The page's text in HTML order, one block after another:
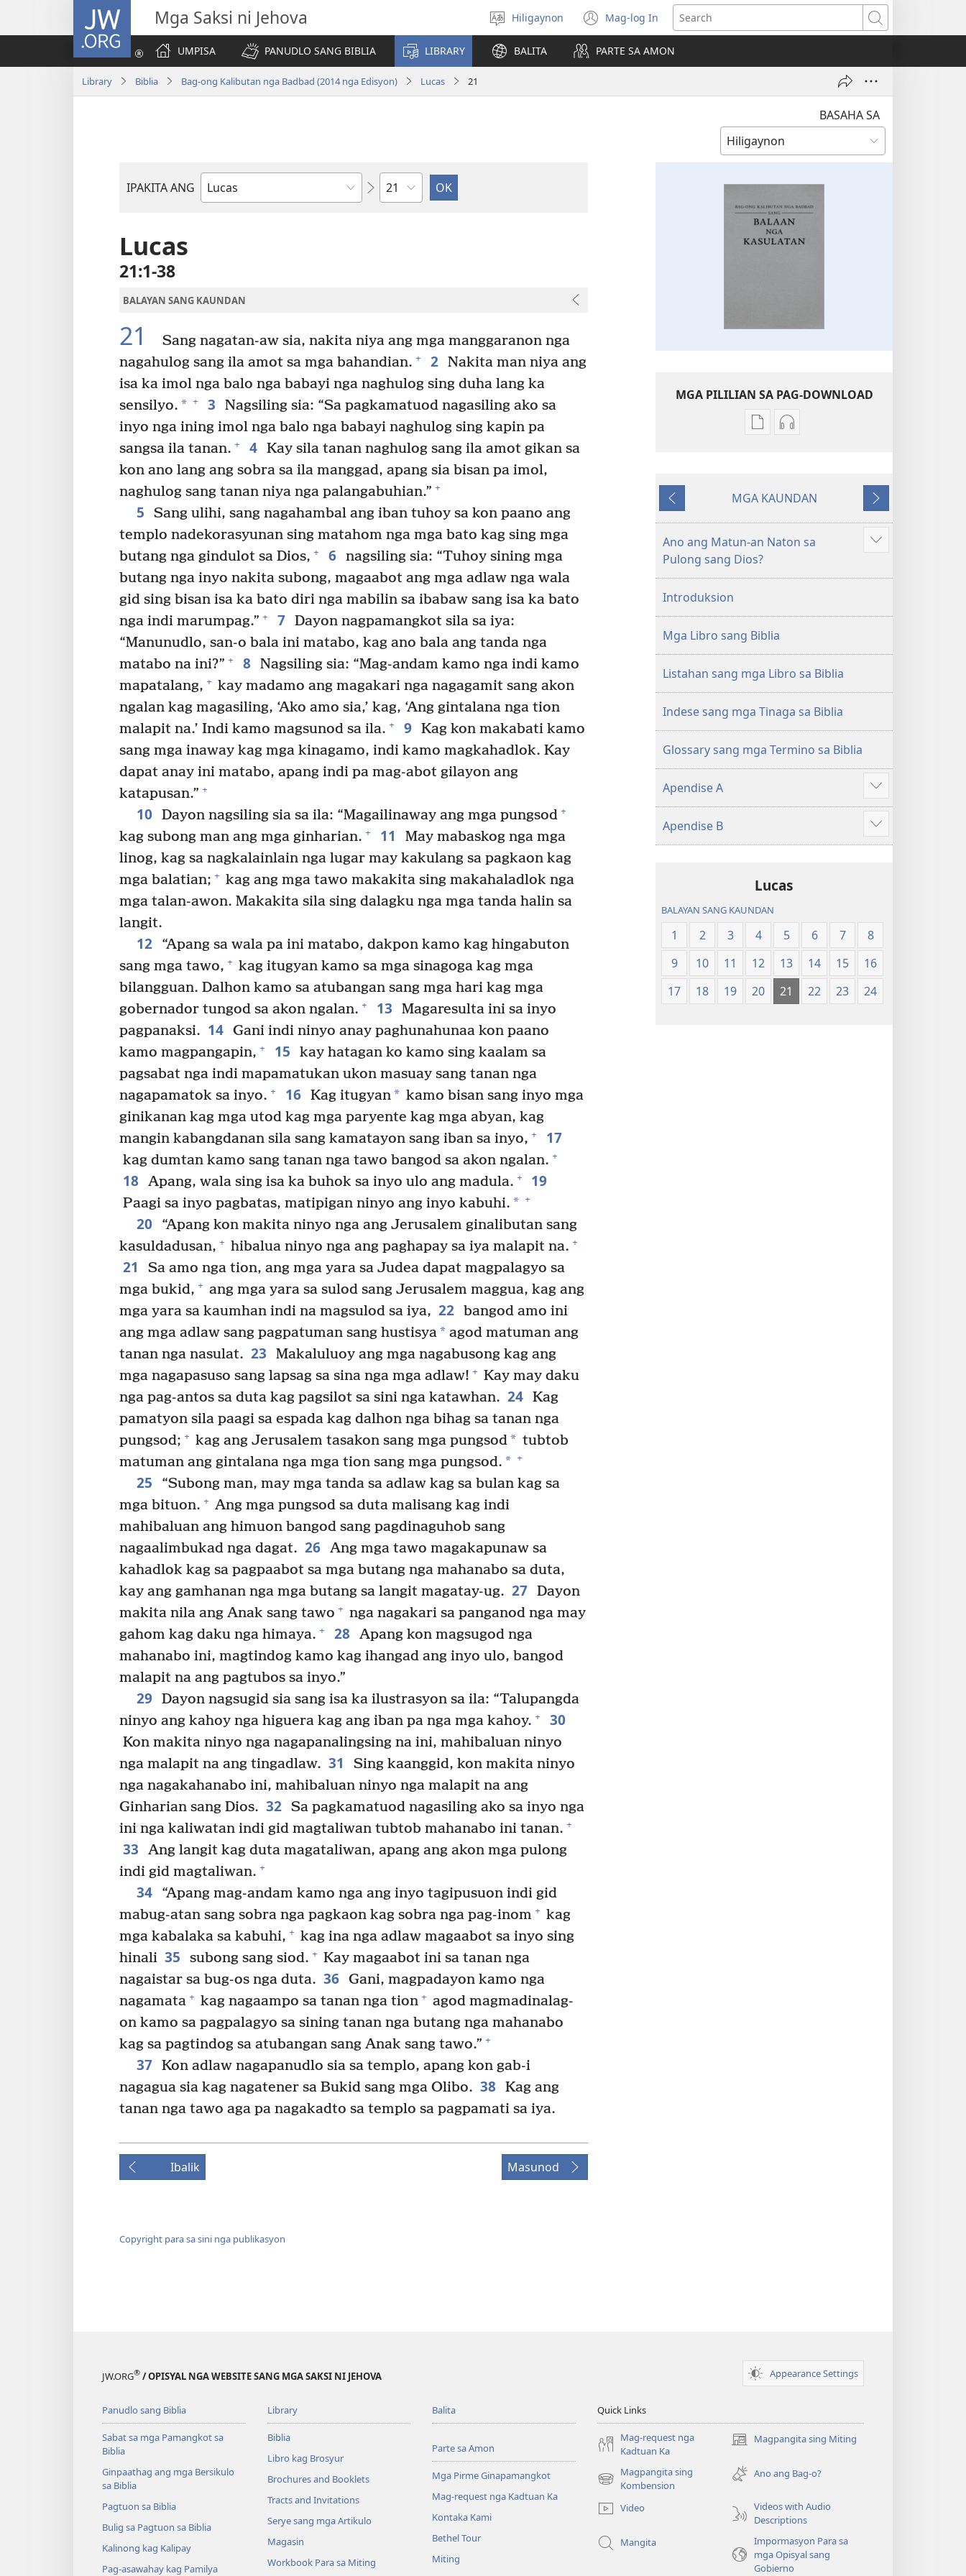
JW.ORG Mga Saksi ni Jehova
Magpili
sing
lenguahe
Hiligaynon Mag-log In
(opens
new
window)
Search
UMPISA
PANUDLO SANG BIBLIA LIBRARY BALITA PARTE SA AMON
Library Biblia Bag-ong Kalibutan nga Badbad (2014 nga Edisyon) Lucas 21
BASAHA SA
IPAKITA ANG
Libro
Kapitulo
Lucas
21:1-38
BALAYAN SANG KAUNDAN
21
Sang nagatan-aw sia, nakita niya ang mga manggaranon nga
nagahulog sang ila amot sa mga bahandian. + 2 Nakita man niya ang
isa ka imol nga balo nga babayi nga naghulog sing duha lang ka
sensilyo. * + 3
Nagsiling sia: “Sa pagkamatuod nagasiling ako sa
inyo nga ining imol nga balo nga babayi naghulog sing kapin pa
sangsa ila tanan. + 4 Kay sila tanan naghulog sang ila amot gikan sa
kon ano lang ang sobra sa ila manggad, apang sia bisan pa imol,
naghulog sang tanan niya nga palangabuhian.” +
5
Sang ulihi, sang nagahambal ang iban tuhoy sa kon paano ang
templo nadekorasyunan sing matahom nga mga bato kag sing mga
butang nga gindulot sa Dios, + 6 nagsiling sia: “Tuhoy sining mga
butang nga inyo nakita subong, magaabot ang mga adlaw nga wala
gid sing bisan isa ka bato diri nga mabilin sa ibabaw sang isa ka bato
nga indi marumpag.” + 7 Dayon nagpamangkot sila sa iya:
“Manunudlo, san-o bala ini matabo, kag ano bala ang tanda nga
matabo na ini?” + 8 Nagsiling sia: “Mag-andam kamo nga indi kamo
mapatalang, + kay madamo ang magakari nga nagagamit sang akon
ngalan kag magasiling, ‘Ako amo sia,’ kag, ‘Ang gintalana nga tion
malapit na.’ Indi kamo magsunod sa ila. + 9 Kag kon makabati kamo
sang mga inaway kag mga kinagamo, indi kamo magkahadlok. Kay
dapat anay ini matabo, apang indi pa mag-abot gilayon ang
katapusan.” +
10 Dayon nagsiling sia sa ila: “Magailinaway ang mga pungsod +
kag subong man ang mga ginharian. + 11
May mabaskog nga mga
linog, kag sa nagkalainlain nga lugar may kakulang sa pagkaon kag
mga balatian; + kag ang mga tawo makakita sing makahaladlok nga
mga talan-awon. Makakita sila sing dalagku nga mga tanda halin sa
langit.
12
“Apang sa wala pa ini matabo, dakpon kamo kag hingabuton
sang mga tawo, + kag itugyan kamo sa mga sinagoga kag mga
bilangguan. Dalhon kamo sa atubangan sang mga hari kag mga
gobernador tungod sa akon ngalan. + 13
Magaresulta ini sa inyo
pagpanaksi. 14 Gani indi ninyo anay paghunahunaa kon paano
kamo magpangapin, + 15
kay hatagan ko kamo sing kaalam sa
pagsabat nga indi mapamatukan ukon masuay sang tanan nga
nagapamatok sa inyo. + 16 Kag itugyan* kamo bisan sang inyo mga
ginikanan kag mga utod kag mga paryente kag mga abyan, kag
mangin kabangdanan sila sang kamatayon sang iban sa inyo, + 17
kag dumtan kamo sang tanan nga tawo bangod sa akon ngalan. +
18 Apang, wala sing isa ka buhok sa inyo ulo ang madula. + 19
Paagi sa inyo pagbatas, matipigan ninyo ang inyo kabuhi. * +
20
“Apang kon makita ninyo nga ang Jerusalem ginalibutan sang
kasuldadusan, + hibalua ninyo nga ang paghapay sa iya malapit na. +
21
Sa amo nga tion, ang mga yara sa Judea dapat magpalagyo sa
mga bukid, + ang mga yara sa sulod sang Jerusalem maggua, kag ang
mga yara sa kaumhan indi na magsulod sa iya, 22 bangod amo ini
ang mga adlaw sang pagpatuman sang hustisya* agod matuman ang
tanan nga nasulat. 23
Makaluluoy ang mga nagabusong kag ang
mga nagapasuso sang lapsag sa sina nga mga adlaw! + Kay may daku
nga pag-antos sa duta kag pagsilot sa sini nga katawhan. 24 Kag
pamatyon sila paagi sa espada kag dalhon nga bihag sa tanan nga
pungsod; + kag ang Jerusalem tasakon sang mga pungsod* tubtob
matuman ang gintalana nga mga tion sang mga pungsod. * +
25
“Subong man, may mga tanda sa adlaw kag sa bulan kag sa
mga bituon. + Ang mga pungsod sa duta malisang kag indi
mahibaluan ang himuon bangod sang pagdinaguhob sang
nagaalimbukad nga dagat. 26 Ang mga tawo magakapunaw sa
kahadlok kag sa pagpaabot sa mga butang nga mahanabo sa duta,
kay ang gamhanan nga mga butang sa langit magatay-ug. 27 Dayon
makita nila ang Anak sang tawo + nga nagakari sa panganod nga may
gahom kag daku nga himaya. + 28 Apang kon magsugod nga
mahanabo ini, magtindog kamo kag ihangad ang inyo ulo, bangod
malapit na ang pagtubos sa inyo.”
29 Dayon nagsugid sia sang isa ka ilustrasyon sa ila: “Talupangda
ninyo ang kahoy nga higuera kag ang iban pa nga mga kahoy. + 30
Kon makita ninyo nga nagapanalingsing na ini, mahibaluan ninyo
nga malapit na ang tingadlaw. 31
Sing kaanggid, kon makita ninyo
nga nagakahanabo ini, mahibaluan ninyo nga malapit na ang
Ginharian sang Dios. 32 Sa pagkamatuod nagasiling ako sa inyo nga
ini nga kaliwatan indi gid magtaliwan tubtob mahanabo ini tanan. +
33
Ang langit kag duta magataliwan, apang ang akon mga pulong
indi gid magtaliwan. +
34
“Apang mag-andam kamo nga ang inyo tagipusuon indi gid
mabug-atan sang sobra nga pagkaon kag sobra nga pag-inom + kag
mga kabalaka sa kabuhi, + kag ina nga adlaw magaabot sa inyo sing
hinali 35 subong sang siod. + Kay magaabot ini sa tanan nga
nagaistar sa bug-os nga duta. 36 Gani, magpadayon kamo nga
nagamata + kag nagaampo sa tanan nga tion + agod magmadinalag-
on kamo sa pagpalagyo sa sining tanan nga butang nga mahanabo
kag sa pagtindog sa atubangan sang Anak sang tawo.” +
37 Kon adlaw nagapanudlo sia sa templo, apang kon gab-i
nagagua sia kag nagatener sa Bukid sang mga Olibo. 38 Kag ang
tanan nga tawo aga pa nagakadto sa templo sa pagpamati sa iya.
Ibalik Masunod
Copyright para sa sini nga publikasyon
MGA PILILIAN SA PAG-DOWNLOAD
Mga
download
mga
publikasyon
Bag-
nga
Badbad
sang
Balaan
nga
Kasulatan
(2014 nga
Mga
download
Bag-
Badbad
Balaan
nga
Kasulatan
(2014 nga
Edisyon)
Ibalik
MGA KAUNDAN
Masunod
Ano ang Matun-an Naton sa
Pulong sang Dios?
Ipakita
iban
Introduksion
Mga Libro sang Biblia
Listahan sang mga Libro sa Biblia
Indese sang mga Tinaga sa Biblia
Glossary sang mga Termino sa Biblia
Apendise A
Ipakita
ang
iban
pa
Apendise B
Ipakita
ang
Lucas
BALAYAN SANG KAUNDAN
1 2 3 4 5 6 7
8
9
10 11 12 13 14 15
16
17
18 19 20 21 22 23 24
JW.ORG® / OPISYAL NGA WEBSITE SANG MGA SAKSI NI JEHOVA Appearance Settings
Panudlo sang Biblia
Sabat sa mga Pamangkot sa
Biblia
Ginpaathag ang mga Bersikulo
sa Biblia
Pagtuon sa Biblia
Bulig sa Pagtuon sa Biblia
Kalinong kag Kalipay
Pag-asawahay kag Pamilya
Library
Biblia
Libro kag Brosyur
Brochures and Booklets
Tracts and Invitations
Serye sang mga Artikulo
Magasin
Workbook Para sa Miting
Balita
Parte sa Amon
Mga Pirme Ginapamangkot
Mag-request nga Kadtuan Ka
Kontaka Kami
Bethel Tour
Miting
Quick Links
Mag-request nga
Kadtuan Ka
Magpangita sing Miting
(opens
window)
Magpangita sing
Kombension
(opens
window)
Ano ang Bag-o?
Video
Videos with Audio
Descriptions
Mangita
Impormasyon Para sa
mga Opisyal sang
Gobierno